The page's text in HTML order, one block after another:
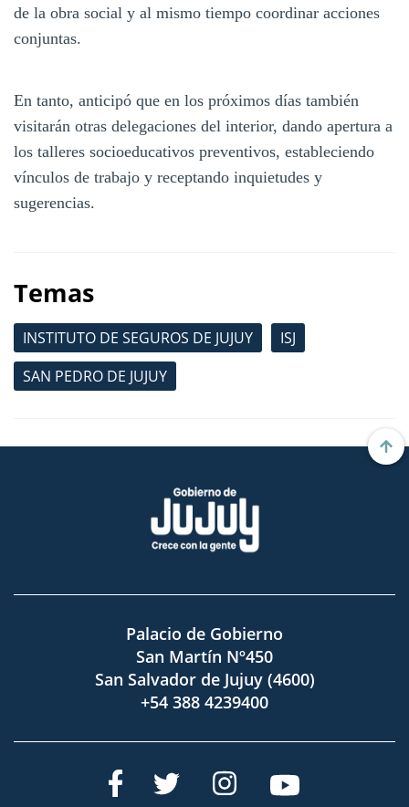
de la obra social y al mismo tiempo coordinar acciones
conjuntas.
En tanto, anticipó que en los próximos días también
visitarán otras delegaciones del interior, dando apertura a
los talleres socioeducativos preventivos, estableciendo
vínculos de trabajo y receptando inquietudes y
sugerencias.
Temas
INSTITUTO DE SEGUROS DE JUJUY
ISJ
SAN PEDRO DE JUJUY
Palacio de Gobierno
San Martín Nº450
San Salvador de Jujuy (4600)
+54 388 4239400